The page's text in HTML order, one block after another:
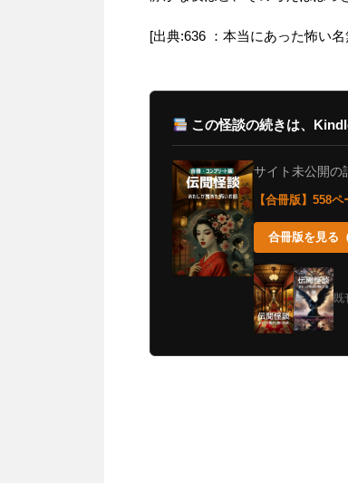
[出典:636 ：本当にあった怖い
この怪談の続きは、
サイト未公開の
【合冊版】558
合冊版を見る
既